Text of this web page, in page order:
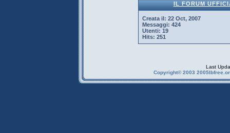
IL FORUM
Creata il: 22 Oct, 2007
Messaggi: 424
Utenti: 19
Hits: 251
Last
Copyright© 2003